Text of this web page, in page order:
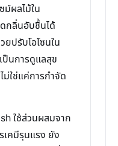
ม์ผลไม้ใน
กลิ่นอับชื้นได้
ปรับโอโซนใน
ป็นการดูแลสุข
ใช่แค่การกำจัด
ใช้ส่วนผสมจาก
เคมีรุนแรง ยัง